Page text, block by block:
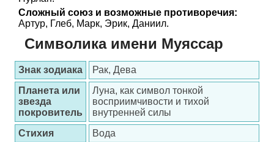
Сложный союз и возможные противоречия:
Артур, Глеб, Марк, Эрик, Даниил.
Символика имени Муяссар
Знак зодиака
Рак, Дева
Планета или
звезда
покровитель
Луна, как символ тонкой
восприимчивости и тихой
внутренней силы
Стихия
Вода